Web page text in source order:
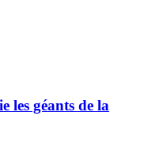
les géants de la